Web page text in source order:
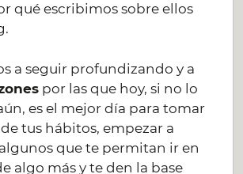
qué escribimos sobre ellos
a seguir profundizando y a
por las que hoy, si no lo
es el mejor día para tomar
tus hábitos, empezar a
que te permitan ir en
algo más y te den la base